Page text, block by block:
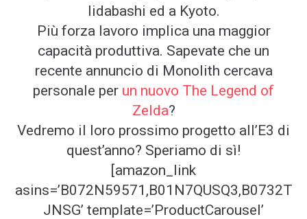
Iidabashi ed a Kyoto.
Più forza lavoro implica una maggior
capacità produttiva. Sapevate che un
recente annuncio di Monolith cercava
personale per un nuovo The Legend of
Zelda?
Vedremo il loro prossimo progetto all’E3 di
quest’anno? Speriamo di sì!
[amazon_link
asins=’B072N59571,B01N7QUSQ3,B0732T
JNSG’ template=’ProductCarousel’